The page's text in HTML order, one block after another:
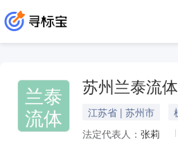
兰泰
流体
苏州兰泰流
江苏省 | 苏州市
法定代表人： 张莉